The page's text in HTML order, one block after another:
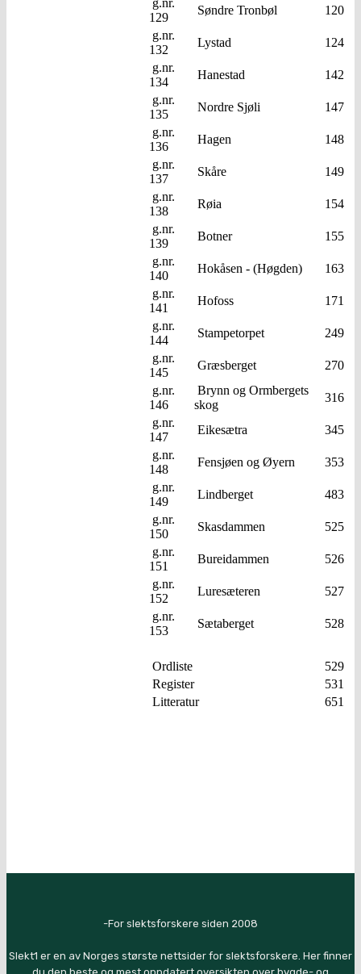
129
Søndre Tronbøl
120
g.nr.
132
Lystad
124
g.nr.
134
Hanestad
142
g.nr.
135
Nordre Sjøli
147
g.nr.
136
Hagen
148
g.nr.
137
Skåre
149
g.nr.
138
Røia
154
g.nr.
139
Botner
155
g.nr.
140
Hokåsen - (Høgden)
163
g.nr.
141
Hofoss
171
g.nr.
144
Stampetorpet
249
g.nr.
145
Græsberget
270
g.nr.
146
Brynn og Ormbergets
skog
316
g.nr.
147
Eikesætra
345
g.nr.
148
Fensjøen og Øyern
353
g.nr.
149
Lindberget
483
g.nr.
150
Skasdammen
525
g.nr.
151
Bureidammen
526
g.nr.
152
Luresæteren
527
g.nr.
153
Sætaberget 528
Ordliste
529
Register
531
Litteratur
651
-For slektsforskere siden 2008
Slekt1 er en av Norges største nettsider for slektsforskere. Her finner